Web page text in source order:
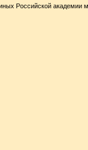
Российской